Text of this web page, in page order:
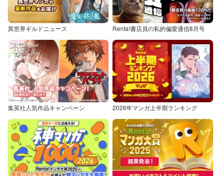
異世界ギルドニュース Renta!書店員の私的偏愛通信8月号
集英社人気作品キャンペーン 2026年マンガ上半期ランキング